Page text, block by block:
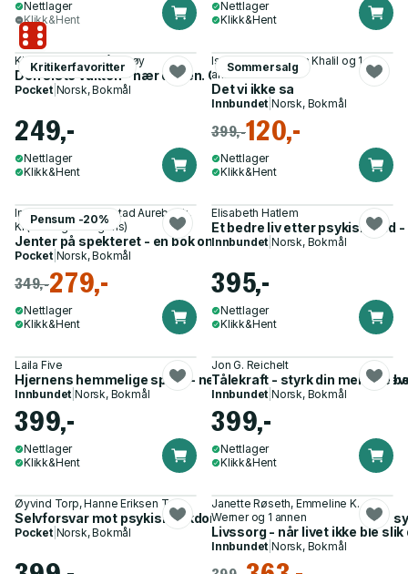
Nettlager
Klikk&Hent
Nettlager
Klikk&Hent
Kritikerfavoritter
Kjartan Brügger Bjånesøy
Den siste vakten - nær døden. Og andre historier om livet
Pocket| Norsk, Bokmål
249,-
Nettlager
Klikk&Hent
Sommersalg
Isabel Raad, Ahlam Khalil og 1
annen
Det vi ikke sa
Innbundet |Norsk, Bokmål
399,-120,-
Nettlager
Klikk&Hent
Pensum -20%
Ingvild Kalsnes Jørstad Aurebekk,
KI (kunstig intelligens)
Jenter på spekteret - en bok om autisme
Pocket| Norsk, Bokmål
349,-279,-
Nettlager
Klikk&Hent
Elisabeth Hatlem
Et bedre liv etter psykisk vold
Innbundet |Norsk, Bokmål
395,-
Nettlager
Klikk&Hent
Laila Five
Hjernens hemmelige språk - nevroplastisitet : 6 trinn som
Innbundet |Norsk, Bokmål
399,-
Nettlager
Klikk&Hent
Jon G. Reichelt
Tålekraft - styrk din mentale
Innbundet |Norsk, Bokmål
399,-
Nettlager
Klikk&Hent
Øyvind Torp, Hanne Eriksen Torp
Selvforsvar mot psykisk sykdom - effektive grep for bedre
Pocket| Norsk, Bokmål
Janette Røseth, Emmeline K.
Werner og 1 annen
Livssorg - når livet ikke ble
Innbundet |Norsk, Bokmål